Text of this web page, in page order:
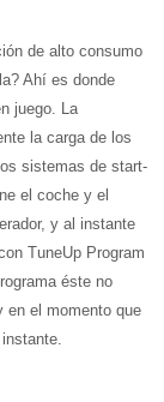
de alto consumo
Ahí es donde
juego. La
la carga de los
sistemas de start-
el coche y el
y al instante
TuneUp Program
éste no
en el momento que